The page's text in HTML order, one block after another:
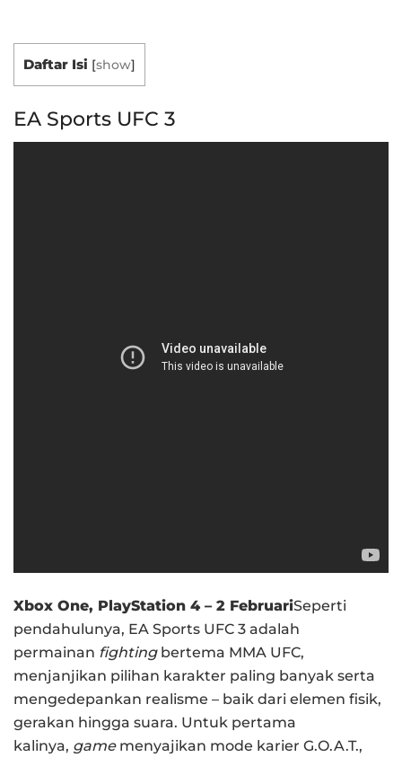
Daftar Isi [show]
EA Sports UFC 3
Xbox One, PlayStation 4 – 2 FebruariSeperti
pendahulunya, EA Sports UFC 3 adalah
permainan fightingbertema MMA UFC,
menjanjikan pilihan karakter paling banyak serta
mengedepankan realisme – baik dari elemen fisik,
gerakan hingga suara. Untuk pertama
kalinya, gamemenyajikan mode karier G.O.A.T.,